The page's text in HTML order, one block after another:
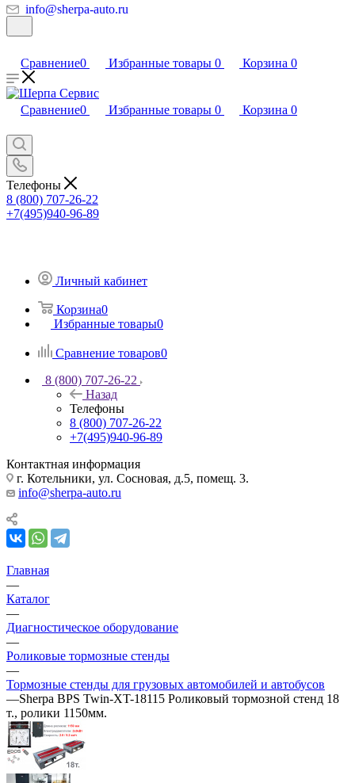
info@sherpa-auto.ru
Сравнение0 Избранные товары 0 Корзина 0
Сравнение0 Избранные товары 0 Корзина 0
Телефоны
8 (800) 707-26-22
+7(495)940-96-89
Личный кабинет
Корзина0
Избранные товары0
Сравнение товаров0
8 (800) 707-26-22
Назад
Телефоны
8 (800) 707-26-22
+7(495)940-96-89
Контактная информация
г. Котельники, ул. Сосновая, д.5, помещ. 3.
info@sherpa-auto.ru
Главная
—
Каталог
—
Диагностическое оборудование
—
Роликовые тормозные стенды
—
Тормозные стенды для грузовых автомобилей и автобусов
—Sherpa BPS Twin-XT-18115 Роликовый тормозной стенд 18
т., ролики 1150мм.